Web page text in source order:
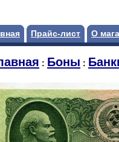
Прайс-лист О
: Боны :